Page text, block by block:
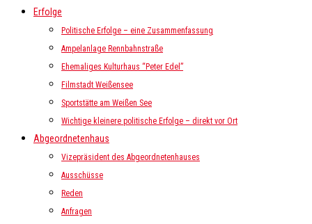
Erfolge
Politische Erfolge – eine Zusammenfassung
Ampelanlage Rennbahnstraße
Ehemaliges Kulturhaus “Peter Edel”
Filmstadt Weißensee
Sportstätte am Weißen See
Wichtige kleinere politische Erfolge – direkt vor Ort
Abgeordnetenhaus
Vizepräsident des Abgeordnetenhauses
Ausschüsse
Reden
Anfragen